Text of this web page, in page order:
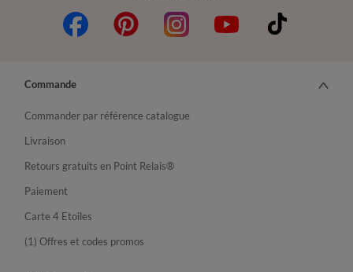
Commande
Commander par référence catalogue
Livraison
Retours gratuits en Point Relais®
Paiement
Carte 4 Etoiles
(1) Offres et codes promos